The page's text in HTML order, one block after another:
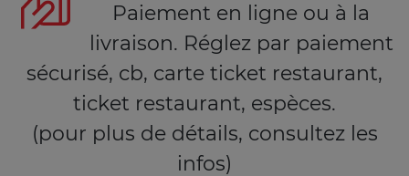
Paiement en ligne ou à la
livraison. Réglez par paiement
sécurisé, cb, carte ticket restaurant,
ticket restaurant, espèces.
(pour plus de détails, consultez les
infos)